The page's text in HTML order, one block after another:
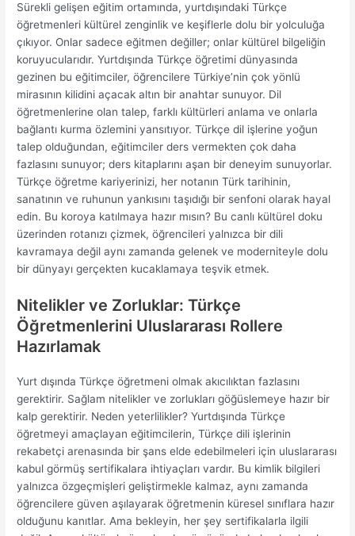
Sürekli gelişen eğitim ortamında, yurtdışındaki Türkçe
öğretmenleri kültürel zenginlik ve keşiflerle dolu bir yolculuğa
çıkıyor. Onlar sadece eğitmen değiller; onlar kültürel bilgeliğin
koruyucularıdır. Yurtdışında Türkçe öğretimi dünyasında
gezinen bu eğitimciler, öğrencilere Türkiye’nin çok yönlü
mirasının kilidini açacak altın bir anahtar sunuyor. Dil
öğretmenlerine olan talep, farklı kültürleri anlama ve onlarla
bağlantı kurma özlemini yansıtıyor. Türkçe dil işlerine yoğun
talep olduğundan, eğitimciler ders vermekten çok daha
fazlasını sunuyor; ders kitaplarını aşan bir deneyim sunuyorlar.
Türkçe öğretme kariyerinizi, her notanın Türk tarihinin,
sanatının ve ruhunun yankısını taşıdığı bir senfoni olarak hayal
edin. Bu koroya katılmaya hazır mısın? Bu canlı kültürel doku
üzerinden rotanızı çizmek, öğrencileri yalnızca bir dili
kavramaya değil aynı zamanda gelenek ve moderniteyle dolu
bir dünyayı gerçekten kucaklamaya teşvik etmek.
Nitelikler ve Zorluklar: Türkçe
Öğretmenlerini Uluslararası Rollere
Hazırlamak
Yurt dışında Türkçe öğretmeni olmak akıcılıktan fazlasını
gerektirir. Sağlam nitelikler ve zorlukları göğüslemeye hazır bir
kalp gerektirir. Neden yeterlilikler? Yurtdışında Türkçe
öğretmeyi amaçlayan eğitimcilerin, Türkçe dili işlerinin
rekabetçi arenasında bir şans elde edebilmeleri için uluslararası
kabul görmüş sertifikalara ihtiyaçları vardır. Bu kimlik bilgileri
yalnızca özgeçmişleri geliştirmekle kalmaz, aynı zamanda
öğrencilere güven aşılayarak öğretmenin küresel sınıflara hazır
olduğunu kanıtlar. Ama bekleyin, her şey sertifikalarla ilgili